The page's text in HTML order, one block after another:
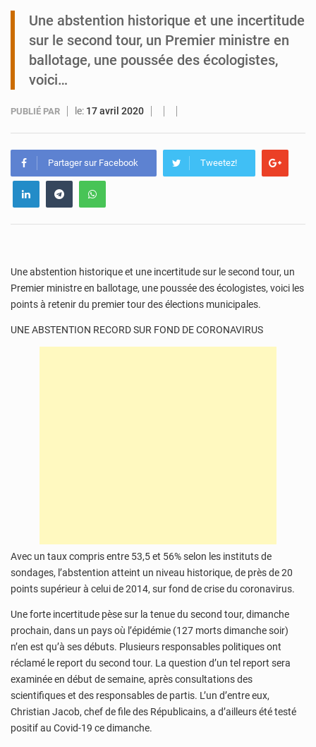
Tibiri : le dialogue, nouveau terrain de jeu pour la paix
Une abstention historique et une incertitude
sur le second tour, un Premier ministre en
ballotage, une poussée des écologistes,
voici…
PUBLIÉ PAR le: 17 avril 2020
Partager sur Facebook Tweetez!
Une abstention historique et une incertitude sur le second tour, un
Premier ministre en ballotage, une poussée des écologistes, voici les
points à retenir du premier tour des élections municipales.
UNE ABSTENTION RECORD SUR FOND DE CORONAVIRUS
Avec un taux compris entre 53,5 et 56% selon les instituts de
sondages, l’abstention atteint un niveau historique, de près de 20
points supérieur à celui de 2014, sur fond de crise du coronavirus.
Une forte incertitude pèse sur la tenue du second tour, dimanche
prochain, dans un pays où l’épidémie (127 morts dimanche soir)
n’en est qu’à ses débuts. Plusieurs responsables politiques ont
réclamé le report du second tour. La question d’un tel report sera
examinée en début de semaine, après consultations des
scientifiques et des responsables de partis. L’un d’entre eux,
Christian Jacob, chef de file des Républicains, a d’ailleurs été testé
positif au Covid-19 ce dimanche.